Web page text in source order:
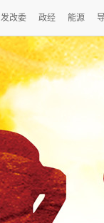
发改委 政经 能源